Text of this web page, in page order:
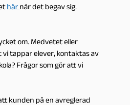
här när det begav sig.
om. Medvetet eller
vi tappar elever, kontaktas av
Frågor som gör att vi
kunden på en avreglerad